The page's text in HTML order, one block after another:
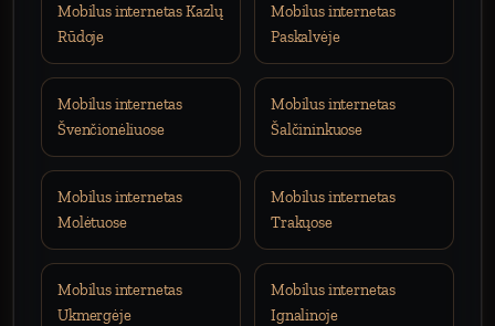
Mobilus internetas Kazlų
Rūdoje
Mobilus internetas
Paskalvėje
Mobilus internetas
Švenčionėliuose
Mobilus internetas
Šalčininkuose
Mobilus internetas
Molėtuose
Mobilus internetas
Trakųose
Mobilus internetas
Ukmergėje
Mobilus internetas
Ignalinoje